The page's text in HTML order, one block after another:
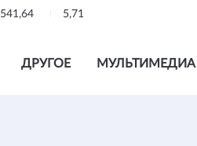
541,64 5,71
ДРУГОЕ МУЛЬТИМЕДИА